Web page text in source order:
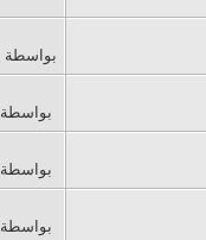
بواسطة
بواسطة
بواسطة
بواسطة